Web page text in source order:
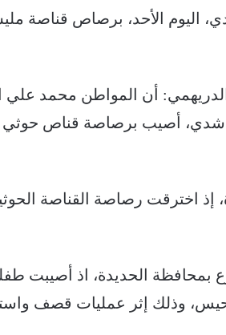
أن المواطن محمد علي
أصيب برصاصة قناص حوثي
إذ اخترقت رصاصة القناصة
بمحافظة الحديدة، اذ أصيبت
وذلك إثر عمليات قصف